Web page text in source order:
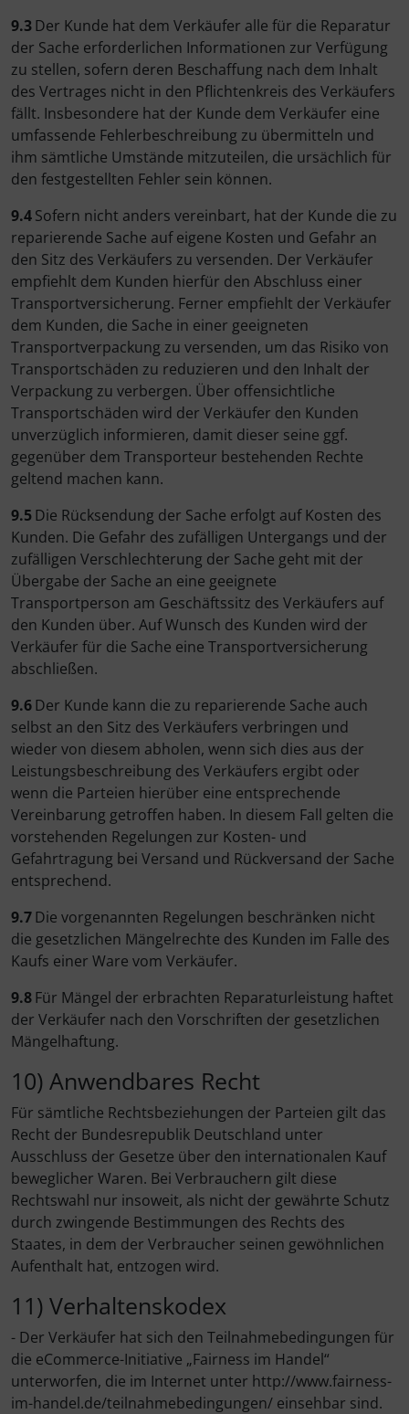
9.3Der Kunde hat dem Verkäufer alle für die Reparatur
der Sache erforderlichen Informationen zur Verfügung
zu stellen, sofern deren Beschaffung nach dem Inhalt
des Vertrages nicht in den Pflichtenkreis des Verkäufers
fällt. Insbesondere hat der Kunde dem Verkäufer eine
umfassende Fehlerbeschreibung zu übermitteln und
ihm sämtliche Umstände mitzuteilen, die ursächlich für
den festgestellten Fehler sein können.
9.4Sofern nicht anders vereinbart, hat der Kunde die zu
reparierende Sache auf eigene Kosten und Gefahr an
den Sitz des Verkäufers zu versenden. Der Verkäufer
empfiehlt dem Kunden hierfür den Abschluss einer
Transportversicherung. Ferner empfiehlt der Verkäufer
dem Kunden, die Sache in einer geeigneten
Transportverpackung zu versenden, um das Risiko von
Transportschäden zu reduzieren und den Inhalt der
Verpackung zu verbergen. Über offensichtliche
Transportschäden wird der Verkäufer den Kunden
unverzüglich informieren, damit dieser seine ggf.
gegenüber dem Transporteur bestehenden Rechte
geltend machen kann.
9.5Die Rücksendung der Sache erfolgt auf Kosten des
Kunden. Die Gefahr des zufälligen Untergangs und der
zufälligen Verschlechterung der Sache geht mit der
Übergabe der Sache an eine geeignete
Transportperson am Geschäftssitz des Verkäufers auf
den Kunden über. Auf Wunsch des Kunden wird der
Verkäufer für die Sache eine Transportversicherung
abschließen.
9.6Der Kunde kann die zu reparierende Sache auch
selbst an den Sitz des Verkäufers verbringen und
wieder von diesem abholen, wenn sich dies aus der
Leistungsbeschreibung des Verkäufers ergibt oder
wenn die Parteien hierüber eine entsprechende
Vereinbarung getroffen haben. In diesem Fall gelten die
vorstehenden Regelungen zur Kosten- und
Gefahrtragung bei Versand und Rückversand der Sache
entsprechend.
9.7Die vorgenannten Regelungen beschränken nicht
die gesetzlichen Mängelrechte des Kunden im Falle des
Kaufs einer Ware vom Verkäufer.
9.8Für Mängel der erbrachten Reparaturleistung haftet
der Verkäufer nach den Vorschriften der gesetzlichen
Mängelhaftung.
10) Anwendbares Recht
Für sämtliche Rechtsbeziehungen der Parteien gilt das
Recht der Bundesrepublik Deutschland unter
Ausschluss der Gesetze über den internationalen Kauf
beweglicher Waren. Bei Verbrauchern gilt diese
Rechtswahl nur insoweit, als nicht der gewährte Schutz
durch zwingende Bestimmungen des Rechts des
Staates, in dem der Verbraucher seinen gewöhnlichen
Aufenthalt hat, entzogen wird.
11) Verhaltenskodex
- Der Verkäufer hat sich den Teilnahmebedingungen für
die eCommerce-Initiative „Fairness im Handel“
unterworfen, die im Internet unter http://www.fairness-
im-handel.de/teilnahmebedingungen/ einsehbar sind.